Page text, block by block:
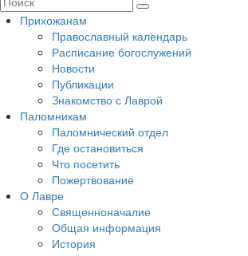
Прихожанам
Православный календарь
Расписание богослужений
Новости
Публикации
Знакомство с Лаврой
Паломникам
Паломнический отдел
Где остановиться
Что посетить
Пожертвование
О Лавре
Священноначалие
Общая информация
История